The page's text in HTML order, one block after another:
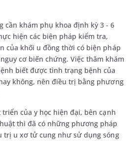
cần khám phụ khoa định kỳ 3 - 6
hiện các biện pháp kiểm tra,
của khối u đồng thời có biện pháp
cơ biến chứng. Việc thăm khám
biết được tình trạng bệnh của
không, nên điều trị bằng phương
của y học hiện đại, bên cạnh
thì đã có những phương pháp
trị u xơ tử cung như sử dụng sóng